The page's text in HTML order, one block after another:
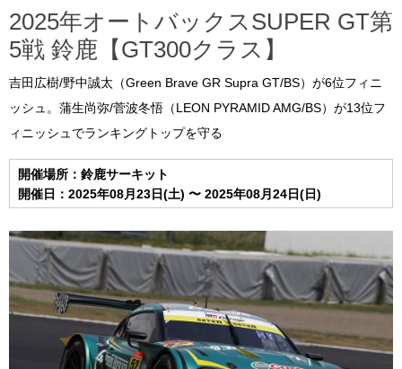
2025年オートバックスSUPER GT第
5戦 鈴鹿【GT300クラス】
吉田広樹/野中誠太（Green Brave GR Supra GT/BS）が6位フィニ
ッシュ。蒲生尚弥/菅波冬悟（LEON PYRAMID AMG/BS）が13位フ
ィニッシュでランキングトップを守る
開催場所：鈴鹿サーキット
開催日：2025年08月23日(土) 〜 2025年08月24日(日)